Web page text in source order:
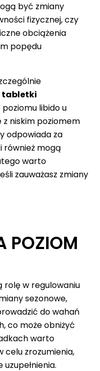
być zmiany
fizycznej, czy
obciążenia
popędu
tabletki
poziomu libido u
z niskim poziomem
odpowiada za
również mogą
warto
zauważasz zmiany
POZIOM
rolę w regulowaniu
sezonowe,
do wahań
co może obniżyć
warto
celu zrozumienia,